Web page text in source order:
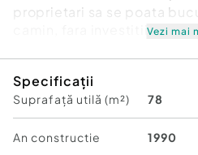
proprietari sa se poata
camin, fara investitii
generoasa de aproximativ
grija pentru relaxare si
de cei dragi. Gradina
spatiile verzi si florile bine
Vezi mai
Specificații
Suprafață utilă (m²) 78
An constructie 1990